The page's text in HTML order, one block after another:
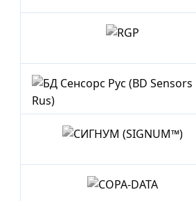
S+S
Regeltechnik
RGP
БД
Сенсорс
Рус
(BD
Sensors
СИГНУМ
(SIGNUM™)